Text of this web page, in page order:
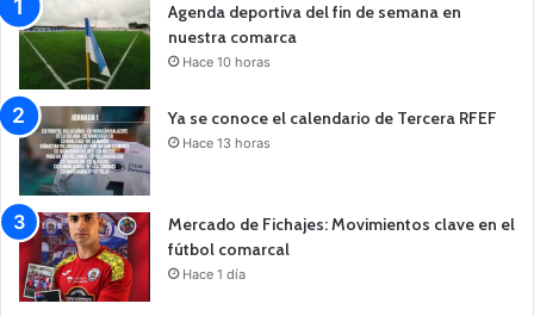
Agenda deportiva del fin de semana en
nuestra comarca
Hace 10 horas
Ya se conoce el calendario de Tercera RFEF
Hace 13 horas
Mercado de Fichajes: Movimientos clave en el
fútbol comarcal
Hace 1 día